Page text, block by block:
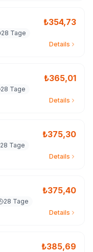
₺354,73
28 Tage
Details
₺365,01
28 Tage
Details
₺375,30
28 Tage
Details
₺375,40
28 Tage
Details
₺385,69